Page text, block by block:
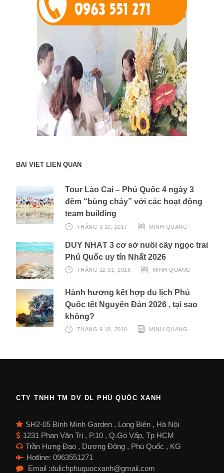
BÀI VIẾT LIÊN QUAN
Tour Lào Cai – Phú Quốc 4 ngày 3
đêm “bùng cháy” với các hoạt động
team building
THÁNG 3 10, 2017 MINH QUANG
DUY NHẤT 3 cơ sở nuôi cấy ngọc trai
Phú Quốc uy tín Nhất 2026
THÁNG 12 31, 2016 MINH QUANG
Hành hương kết hợp du lịch Phú
Quốc tết Nguyên Đán 2026 , tại sao
không?
THÁNG 9 18, 2018 MINH QUANG
CTY TNHH TM DV DL PHÚ QUỐC XANH
SH2-05 Bình Minh Garden , Long Biên , Hà Nội
1231 Phan Văn Trị , P.10 , Q.Gò Vấp, Tp HCM
Trần Hưng Đạo , Dương Đông , Phú Quốc , KG
Hotline: 0963551271
Email :dulichphuquocxanh@gmail.com